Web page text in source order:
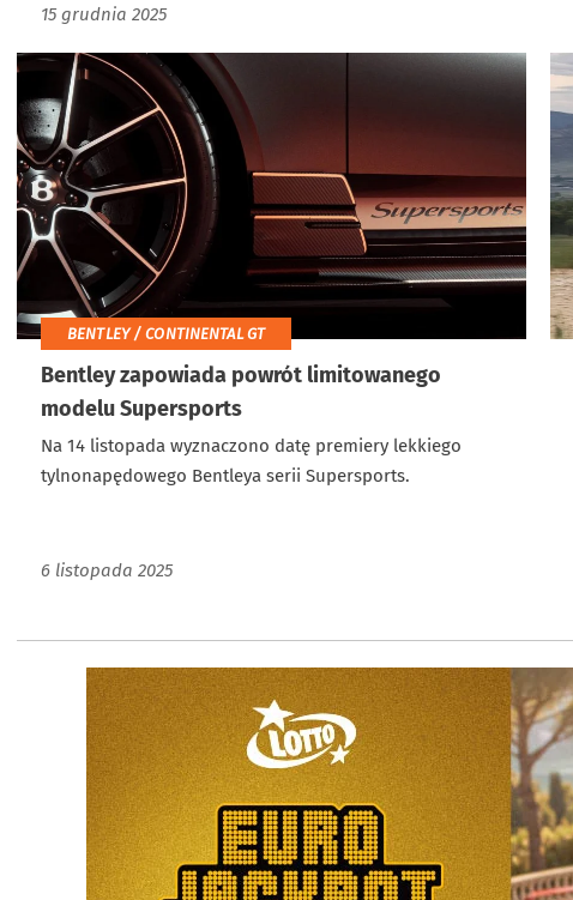
15 grudnia 2025
BENTLEY / CONTINENTAL GT
Bentley zapowiada powrót limitowanego
modelu Supersports
Na 14 listopada wyznaczono datę premiery lekkiego
tylnonapędowego Bentleya serii Supersports.
6 listopada 2025